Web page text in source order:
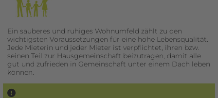
Ein sauberes und ruhiges Wohnumfeld zählt zu den
wichtigsten Voraussetzungen für eine hohe Lebensqualität.
Jede Mieterin und jeder Mieter ist verpflichtet, ihren bzw.
seinen Teil zur Hausgemeinschaft beizutragen, damit alle
gut und zufrieden in Gemeinschaft unter einem Dach leben
können.